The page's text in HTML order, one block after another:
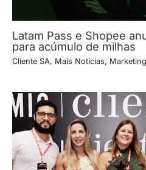
Latam Pass e Shopee
para acúmulo de milhas
Cliente SA, Mais Notícias,